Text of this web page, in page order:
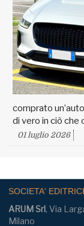
comprato
di vero in ciò che
01 luglio 2026
SOCIETA'
ARUM Srl, Via
Milano